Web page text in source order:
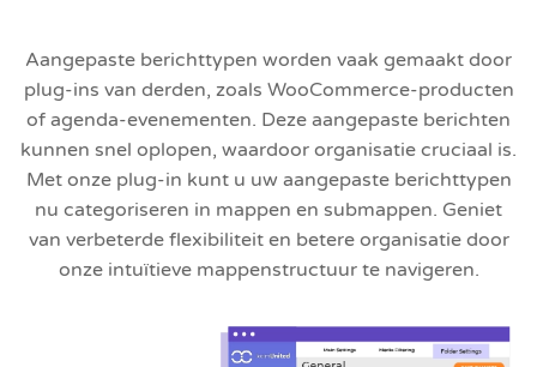
Aangepaste berichttypen worden vaak gemaakt door
plug-ins van derden, zoals WooCommerce-producten
of agenda-evenementen. Deze aangepaste berichten
kunnen snel oplopen, waardoor organisatie cruciaal is.
Met onze plug-in kunt u uw aangepaste berichttypen
nu categoriseren in mappen en submappen. Geniet
van verbeterde flexibiliteit en betere organisatie door
onze intuïtieve mappenstructuur te navigeren.